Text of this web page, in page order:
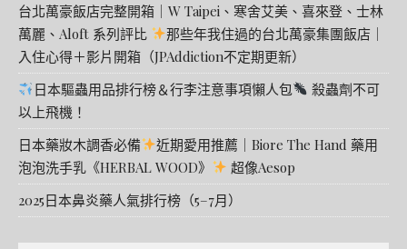
台北萬豪飯店完整開箱｜W Taipei、寒舍艾美、喜來登、士林
萬麗、Aloft 系列評比
那些年我住過的台北萬豪集團飯店｜
入住心得＋影片開箱（JPAddiction不定期更新）
日本驅蟲用品排行榜＆行李注意事項懶人包
殺蟲劑不可
以上飛機！
日本藥妝木調香必備
近期愛用推薦｜Biore The Hand 藥用
泡泡洗手乳《HERBAL WOOD》
超像Aesop
2025日本鼻炎藥人氣排行榜（5–7月）